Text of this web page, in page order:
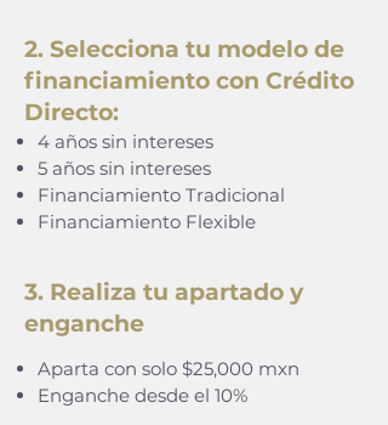
2. Selecciona tu modelo de
financiamiento con Crédito
Directo:
4 años sin intereses
5 años sin intereses
Financiamiento Tradicional
Financiamiento Flexible
3. Realiza tu apartado y
enganche
Aparta con solo $25,000 mxn
Enganche desde el 10%